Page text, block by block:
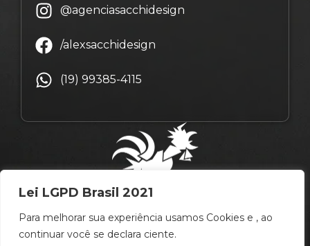
Lei LGPD Brasil 2021
Para melhorar sua experiência usamos Cookies e , ao
continuar você se declara ciente.
@agenciasacchidesign
/alexsacchidesign
(19) 99385-4115